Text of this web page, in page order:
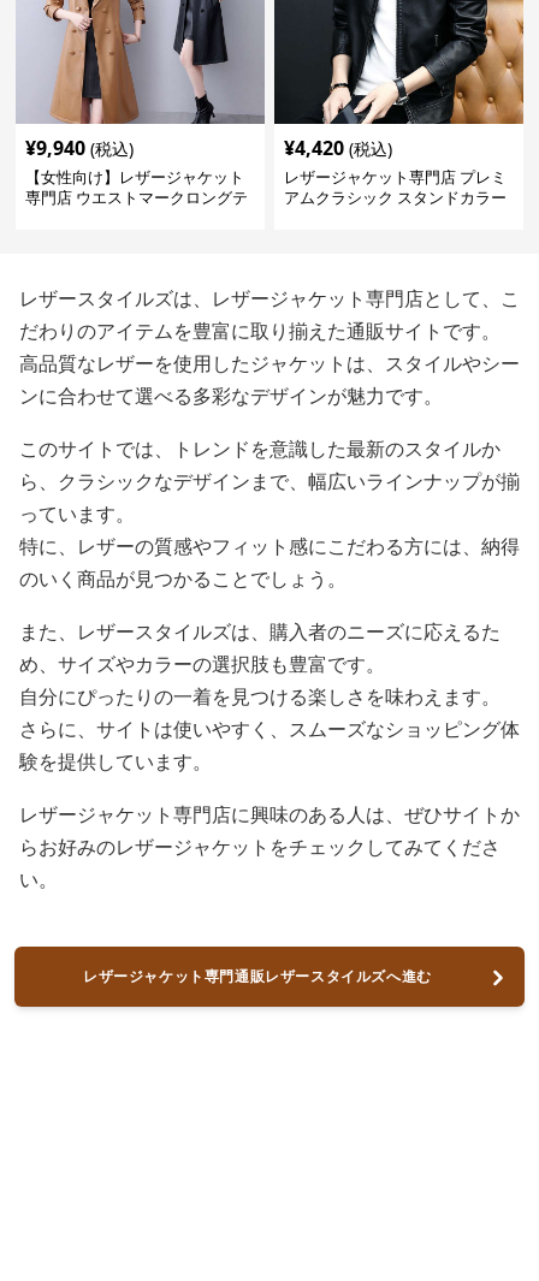
¥9,940 (税込)
【女性向け】レザージャケット
専門店 ウエストマークロングテ
¥4,420 (税込)
レザージャケット専門店 プレミ
アムクラシック スタンドカラー
レザースタイルズは、レザージャケット専門店として、こ
だわりのアイテムを豊富に取り揃えた通販サイトです。
高品質なレザーを使用したジャケットは、スタイルやシー
ンに合わせて選べる多彩なデザインが魅力です。
このサイトでは、トレンドを意識した最新のスタイルか
ら、クラシックなデザインまで、幅広いラインナップが揃
っています。
特に、レザーの質感やフィット感にこだわる方には、納得
のいく商品が見つかることでしょう。
また、レザースタイルズは、購入者のニーズに応えるた
め、サイズやカラーの選択肢も豊富です。
自分にぴったりの一着を見つける楽しさを味わえます。
さらに、サイトは使いやすく、スムーズなショッピング体
験を提供しています。
レザージャケット専門店に興味のある人は、ぜひサイトか
らお好みのレザージャケットをチェックしてみてくださ
い。
レザージャケット専門通販レザースタイルズへ進む